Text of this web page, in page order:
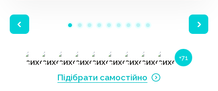
+71
Підібрати самостійно